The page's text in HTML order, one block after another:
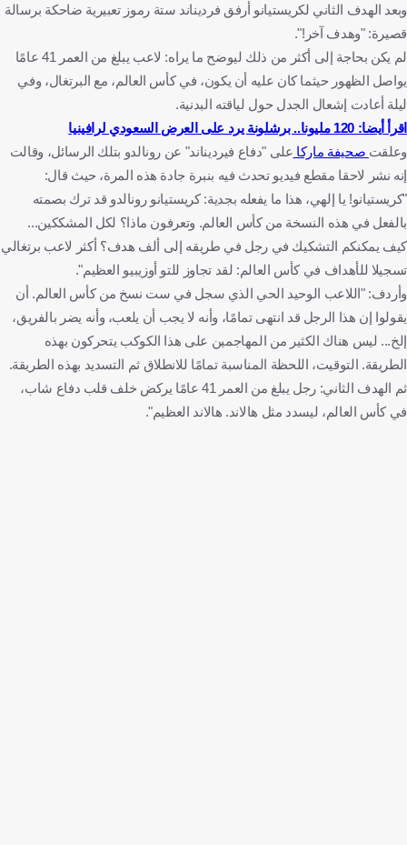
وبعد الهدف الثاني لكريستيانو أرفق فرديناند ستة رموز تعبيرية ضاحكة برسالة
قصيرة: "وهدف آخر!".
لم يكن بحاجة إلى أكثر من ذلك ليوضح ما يراه: لاعب يبلغ من العمر 41 عامًا
يواصل الظهور حيثما كان عليه أن يكون، في كأس العالم، مع البرتغال، وفي
ليلة أعادت إشعال الجدل حول لياقته البدنية.
اقرأ أيضا: 120 مليونا.. برشلونة يرد على العرض السعودي لرافينيا
وعلقت صحيفة ماركا على "دفاع فيرديناند" عن رونالدو بتلك الرسائل، وقالت
إنه نشر لاحقا مقطع فيديو تحدث فيه بنبرة جادة هذه المرة، حيث قال:
"كريستيانو! يا إلهي، هذا ما يفعله بجدية: كريستيانو رونالدو قد ترك بصمته
بالفعل في هذه النسخة من كأس العالم. وتعرفون ماذا؟ لكل المشككين...
كيف يمكنكم التشكيك في رجل في طريقه إلى ألف هدف؟ أكثر لاعب برتغالي
تسجيلا للأهداف في كأس العالم: لقد تجاوز للتو أوزيبيو العظيم".
وأردف: "اللاعب الوحيد الحي الذي سجل في ست نسخ من كأس العالم. أن
يقولوا إن هذا الرجل قد انتهى تمامًا، وأنه لا يجب أن يلعب، وأنه يضر بالفريق،
إلخ... ليس هناك الكثير من المهاجمين على هذا الكوكب يتحركون بهذه
الطريقة. التوقيت، اللحظة المناسبة تمامًا للانطلاق ثم التسديد بهذه الطريقة.
ثم الهدف الثاني: رجل يبلغ من العمر 41 عامًا يركض خلف قلب دفاع شاب،
في كأس العالم، ليسدد مثل هالاند. هالاند العظيم".